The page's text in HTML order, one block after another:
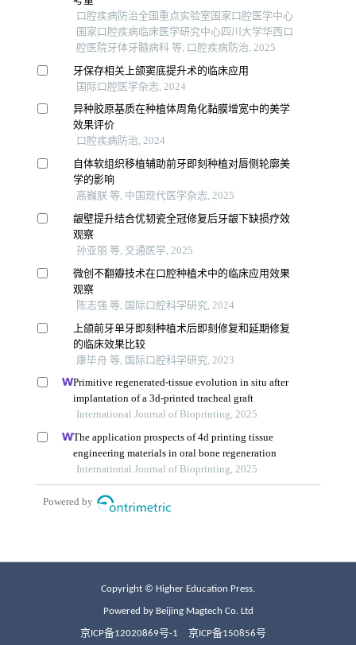
Copyright © Higher Education Press.
Powered by Beijing Magtech Co. Ltd
京ICP备12020869号-1 京ICP备150856号